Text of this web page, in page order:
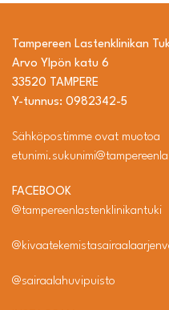
Tampereen Lastenklinikan
Arvo Ylpön katu 6
33520 TAMPERE
Y-tunnus: 0982342-5
Sähköpostimme ovat muotoa
FACEBOOK
@tampereenlastenklinikantuki
@sairaalahuvipuisto